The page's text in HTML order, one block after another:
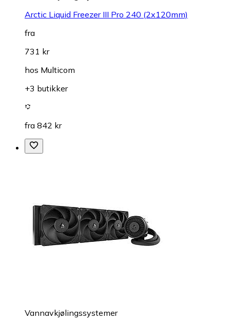
Arctic Liquid Freezer III Pro 240 (2x120mm)
fra
731 kr
hos Multicom
+3 butikker
fra 842 kr
Vannavkjølingssystemer